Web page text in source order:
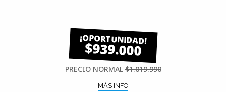
$939.000
PRECIO NORMAL$1.019.990
MÁS INFO